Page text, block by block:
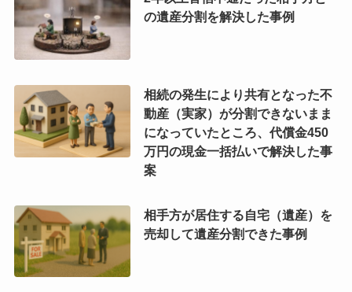
の遺産分割を解決した事例
相続の発生により共有となった不
動産（実家）が分割できないまま
になっていたところ、代償金450
万円の現金一括払いで解決した事
案
相手方が居住する自宅（遺産）を
売却して遺産分割できた事例